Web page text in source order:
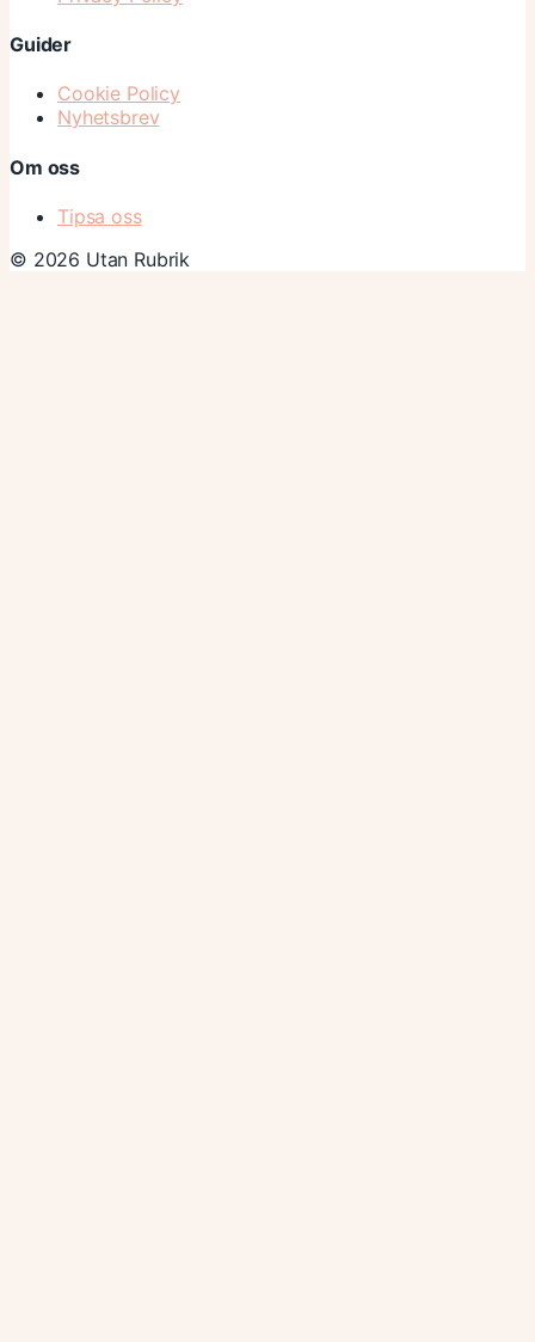
Guider
Cookie Policy
Nyhetsbrev
Om oss
Tipsa oss
© 2026 Utan Rubrik